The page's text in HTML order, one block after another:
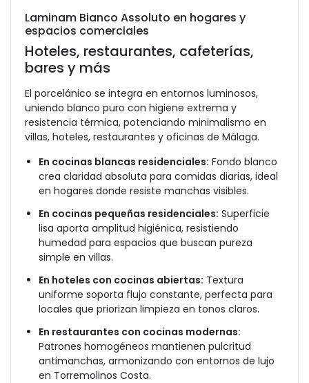
Laminam Bianco Assoluto en hogares y
espacios comerciales
Hoteles, restaurantes, cafeterías,
bares y más
El porcelánico se integra en entornos luminosos,
uniendo blanco puro con higiene extrema y
resistencia térmica, potenciando minimalismo en
villas, hoteles, restaurantes y oficinas de Málaga.
En cocinas blancas residenciales: Fondo blanco
crea claridad absoluta para comidas diarias, ideal
en hogares donde resiste manchas visibles.
En cocinas pequeñas residenciales: Superficie
lisa aporta amplitud higiénica, resistiendo
humedad para espacios que buscan pureza
simple en villas.
En hoteles con cocinas abiertas: Textura
uniforme soporta flujo constante, perfecta para
locales que priorizan limpieza en tonos claros.
En restaurantes con cocinas modernas:
Patrones homogéneos mantienen pulcritud
antimanchas, armonizando con entornos de lujo
en Torremolinos Costa.